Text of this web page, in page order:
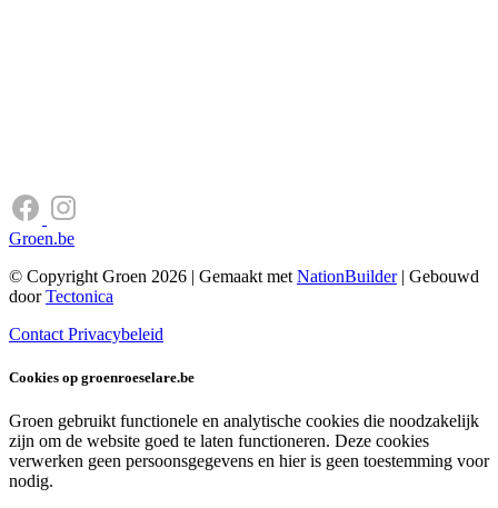
Groen.be
© Copyright Groen 2026 | Gemaakt met NationBuilder| Gebouwd
doorTectonica
Contact Privacybeleid
Cookies op groenroeselare.be
Groen gebruikt functionele en analytische cookies die noodzakelijk
zijn om de website goed te laten functioneren. Deze cookies
verwerken geen persoonsgegevens en hier is geen toestemming voor
nodig.